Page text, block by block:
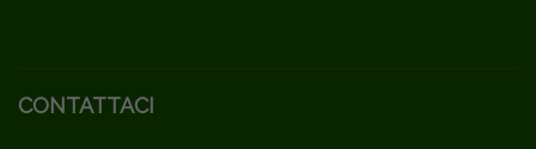
CONTATTACI